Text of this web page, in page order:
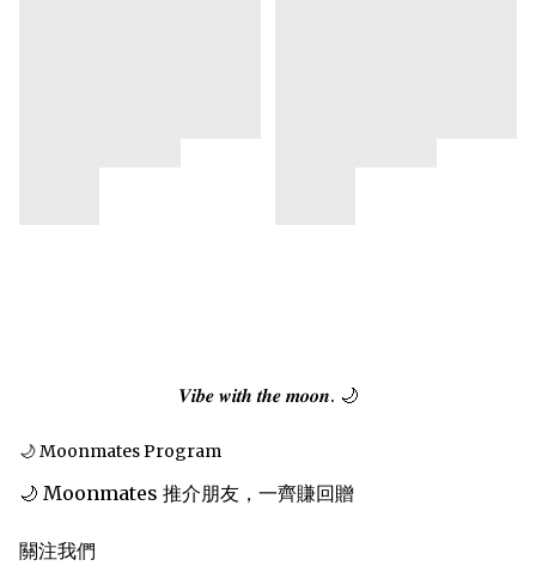
𝑽𝒊𝒃𝒆 𝒘𝒊𝒕𝒉 𝒕𝒉𝒆 𝒎𝒐𝒐𝒏. 🌙
🌙 Moonmates Program
🌙 Moonmates 推介朋友，一齊賺回贈
關注我們